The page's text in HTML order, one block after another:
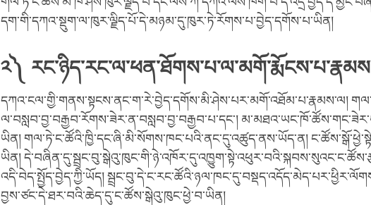
དག་གི་དཀའ་སྡུག་ལ་ཁུར་ལྗིད་པོ་དེ་མཉམ་དུ་ཁུར་ཏེ་རོགས་པ་བྱེད་དགོས་པ་ཡིན།
༢༽
དཀའ་ངལ་གྱི་གནས་སྟངས་ནང་ག་རེ་བྱེད་དགོས་མི་ཤེས་པར་མགོ་འཐོམ་པ་རྣམས་ལ།
ལ་བསླབ་བྱ་བརྒྱབ་རོགས་ཟེར་ན་བསླབ་བྱ་བརྒྱབ་པ་དང་།
ཡིན། གལ་ཏེ་ང་ཚོའི་ཁྱི་དང་ཞི་མི་སོགས་ཁང་པའི་ནང་དུ་འཚུད་ནས་ཡོད་ན།
ཡིན།
འདི་བེད་སྤྱོད་བྱེད་ཀྱི་ཡོད།
བྱས་ཙང་དེ་ཐར་བའི་ཆེད་དུ་ང་ཚོས་སྒེའུ་ཁུང་ཕྱེ་བ་ཡིན།